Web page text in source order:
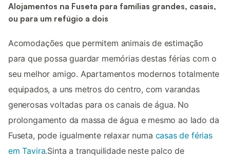
Alojamentos na Fuseta para famílias grandes, casais,
ou para um refúgio a dois
Acomodações que permitem animais de estimação
para que possa guardar memórias destas férias com o
seu melhor amigo. Apartamentos modernos totalmente
equipados, a uns metros do centro, com varandas
generosas voltadas para os canais de água. No
prolongamento da massa de água e mesmo ao lado da
Fuseta, pode igualmente relaxar numa casas de férias
em Tavira.Sinta a tranquilidade neste palco de